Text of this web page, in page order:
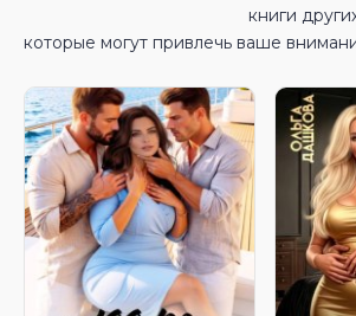
книги
которые могут привлечь ваше